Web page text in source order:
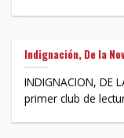
Indignación, De la
INDIGNACION, DE
primer club de